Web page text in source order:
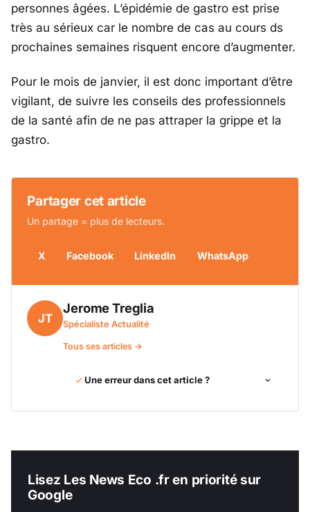
personnes âgées. L’épidémie de gastro est prise
très au sérieux car le nombre de cas au cours ds
prochaines semaines risquent encore d’augmenter.
Pour le mois de janvier, il est donc important d’être
vigilant, de suivre les conseils des professionnels
de la santé afin de ne pas attraper la grippe et la
gastro.
Partager cet article
Un partage = plus de lecteurs.
X Facebook LinkedIn WhatsApp
JT
Jerome Treglia
Spécialiste Actualité
Tous ses articles →
Une erreur dans cet article ?
Lisez Les News Eco .fr en priorité sur
Google